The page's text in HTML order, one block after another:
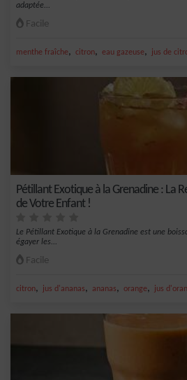
adaptée...
Facile
menthe fraîche, citron, eau gazeuse, jus de
Pétillant Exotique à la Grenadine : La
de Votre Enfant !
Le Pétillant Exotique à la Grenadine est une
égayer les...
Facile
citron, jus d'ananas, ananas, orange, jus